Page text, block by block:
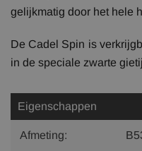
gelijkmatig door het hele
De Cadel Spin is
in de speciale zwarte
Eigenschappen
Afmeting: